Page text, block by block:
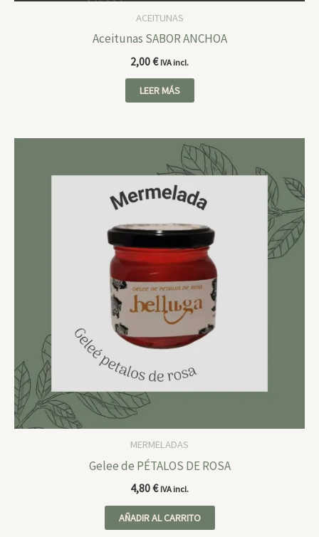
ACEITUNAS
Aceitunas SABOR ANCHOA
2,00€ IVA incl.
LEER MÁS
MERMELADAS
Gelee de PÉTALOS DE ROSA
4,80€ IVA incl.
AÑADIR AL CARRITO